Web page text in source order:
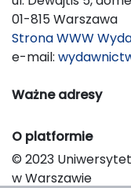
01-815 Warszawa
Strona WWW
e-mail:
Ważne adresy
O platformie
© 2023
w Warszawie